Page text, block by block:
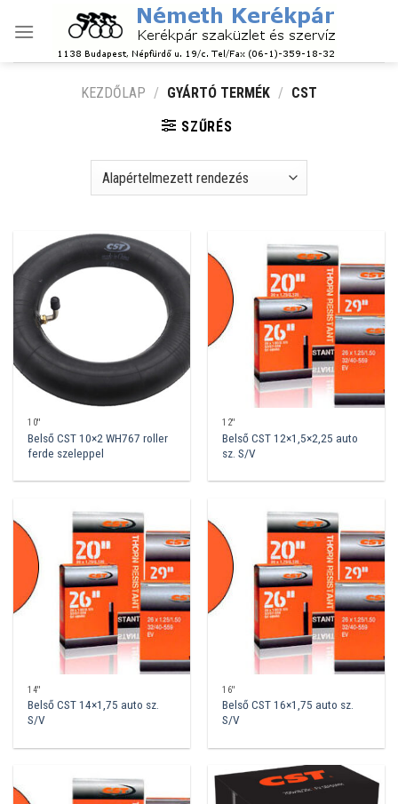
KEZDŐLAP / GYÁRTÓ TERMÉK / CST
SZŰRÉS
10''
Belső CST 10×2 WH767 roller
ferde szeleppel
12''
Belső CST 12×1,5×2,25 auto
sz. S/V
14''
Belső CST 14×1,75 auto sz.
S/V
16''
Belső CST 16×1,75 auto sz.
S/V